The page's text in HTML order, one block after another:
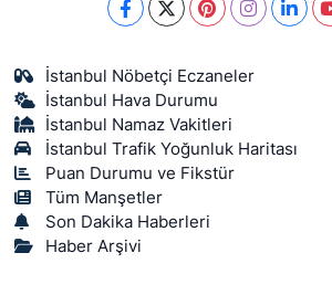
İstanbul Nöbetçi Eczaneler
İstanbul Hava Durumu
İstanbul Namaz Vakitleri
İstanbul Trafik Yoğunluk Haritası
Puan Durumu ve Fikstür
Tüm Manşetler
Son Dakika Haberleri
Haber Arşivi